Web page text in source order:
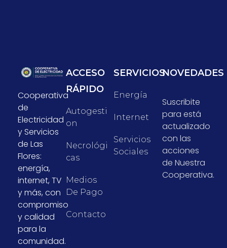
Cooperativa
de
Electricidad
y Servicios
de Las
Flores:
energía,
internet, TV
y más, con
compromiso
y calidad
para la
comunidad.
ACCESO
RÁPIDO
Autogesti
On
Necrológi
Cas
Medios
De Pago
Contacto
SERVICIOS
Energía
Internet
Servicios
Sociales
NOVEDADES
Suscribite
para está
actualizado
con las
acciones
de Nuestra
Cooperativa.